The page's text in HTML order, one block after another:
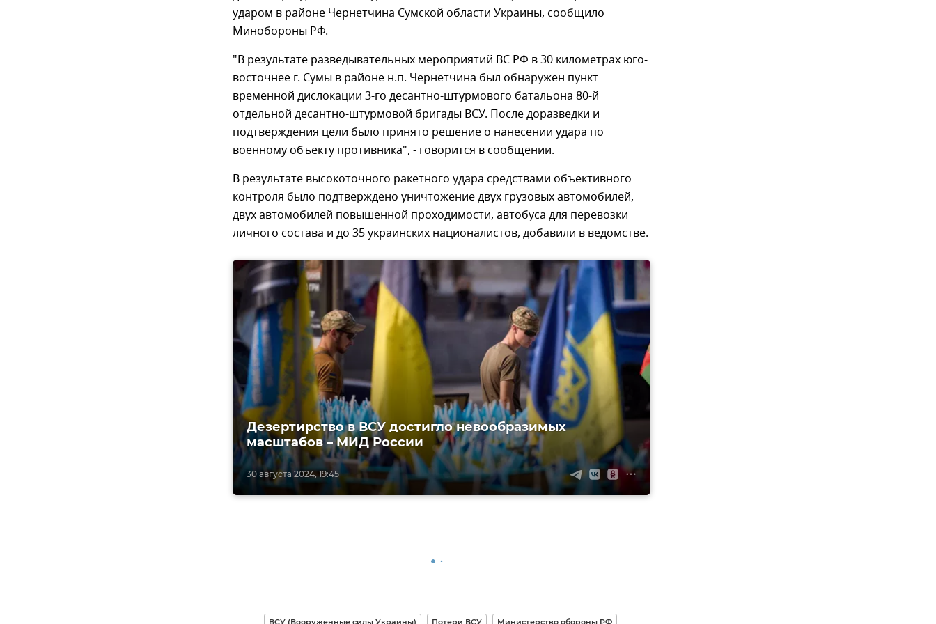
ударом в районе Чернетчина Сумской области Украины, сообщило
Минобороны РФ.
"В результате разведывательных мероприятий ВС РФ в 30 километрах юго-
восточнее г. Сумы в районе н.п. Чернетчина был обнаружен пункт
временной дислокации 3-го десантно-штурмового батальона 80-й
отдельной десантно-штурмовой бригады ВСУ. После доразведки и
подтверждения цели было принято решение о нанесении удара по
военному объекту противника", - говорится в сообщении.
В результате высокоточного ракетного удара средствами объективного
контроля было подтверждено уничтожение двух грузовых автомобилей,
двух автомобилей повышенной проходимости, автобуса для перевозки
личного состава и до 35 украинских националистов, добавили в ведомстве.
30 августа 2024, 19:45
Дезертирство в ВСУ достигло невообразимых
масштабов – МИД России
ВСУ (Вооруженные силы Украины) Потери ВСУ Министерство обороны РФ